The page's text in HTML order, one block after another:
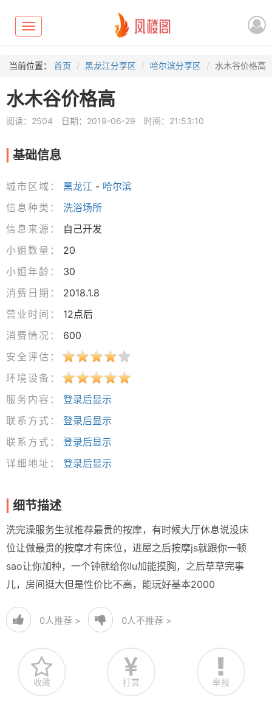
Toggle
navigation
当前位置： 首页 黑龙江分享区 哈尔滨分享区 水木谷价格高
水木谷价格高
阅读：2504 日期：2019-06-29 时间：21:53:10
基础信息
城市区域： 黑龙江 - 哈尔滨
信息种类：
洗浴场所
信息来源：
自己开发
小姐数量：
20
小姐年龄：
30
消费日期：
2018.1.8
营业时间：
12点后
消费情况：
600
安全评估：
环境设备：
服务内容：
登录后显示
联系方式：
登录后显示
联系方式：
登录后显示
详细地址：
登录后显示
细节描述
洗完澡服务生就推荐最贵的按摩，有时候大厅休息说没床
位让做最贵的按摩才有床位，进屋之后按摩js就跟你一顿
sao让你加种，一个钟就给你lu加能摸胸，之后草草完事
儿，房间挺大但是性价比不高，能玩好基本2000
0人推荐 > 0人不推荐 >
收藏 打赏 举报